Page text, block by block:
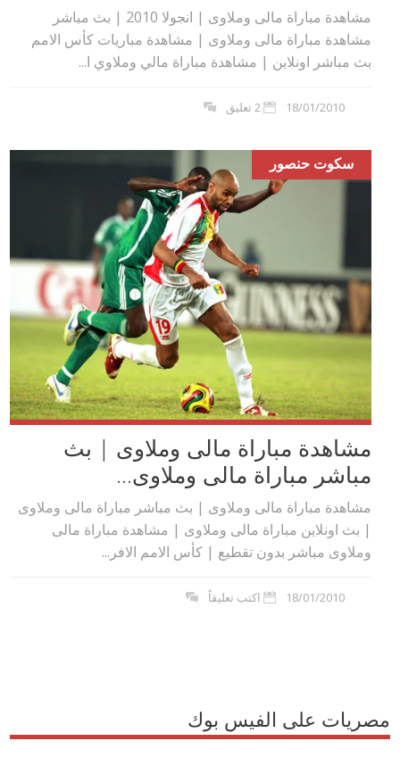
مشاهدة مباراة مالى وملاوى | انجولا 2010 | بث مباشر
مشاهدة مباراة مالى وملاوى | مشاهدة مباريات كأس الامم
بث مباشر اونلاين | مشاهدة مباراة مالي وملاوي ا...
18/01/2010 2 تعليق
سكوت حنصور
مشاهدة مباراة مالى وملاوى | بث
مباشر مباراة مالى وملاوى...
مشاهدة مباراة مالى وملاوى | بث مباشر مباراة مالى وملاوى
| بث اونلاين مباراة مالى وملاوى | مشاهدة مباراة مالى
وملاوى مباشر بدون تقطيع | كأس الامم الافر...
18/01/2010 اكتب تعليقاً
مصريات على الفيس بوك